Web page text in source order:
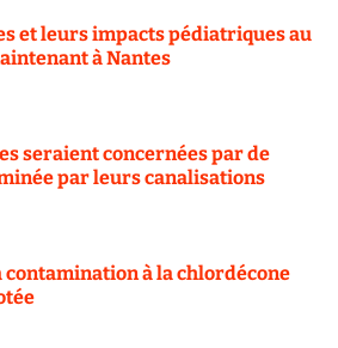
et leurs impacts pédiatriques au
à Nantes
seraient concernées par de
par leurs canalisations
contamination à la chlordécone